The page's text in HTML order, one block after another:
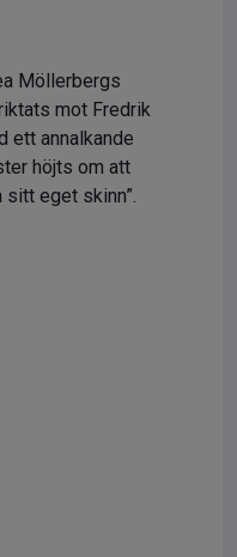
Möllerbergs
mot Fredrik
ett annalkande
höjts om att
eget skinn”.